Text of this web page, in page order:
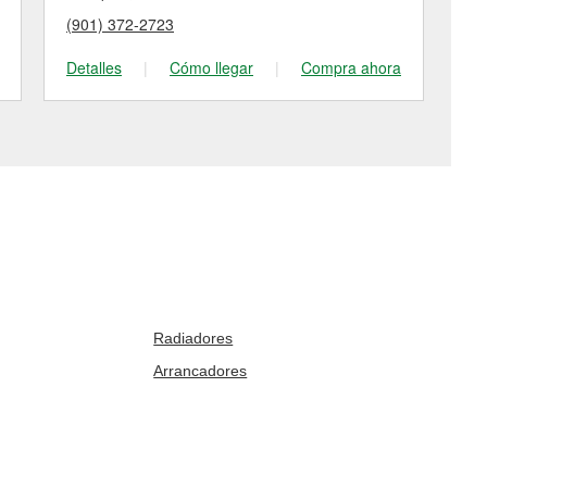
(901) 372-2723
Detalles
| Cómo llegar | Compra ahora
Radiadores
Arrancadores